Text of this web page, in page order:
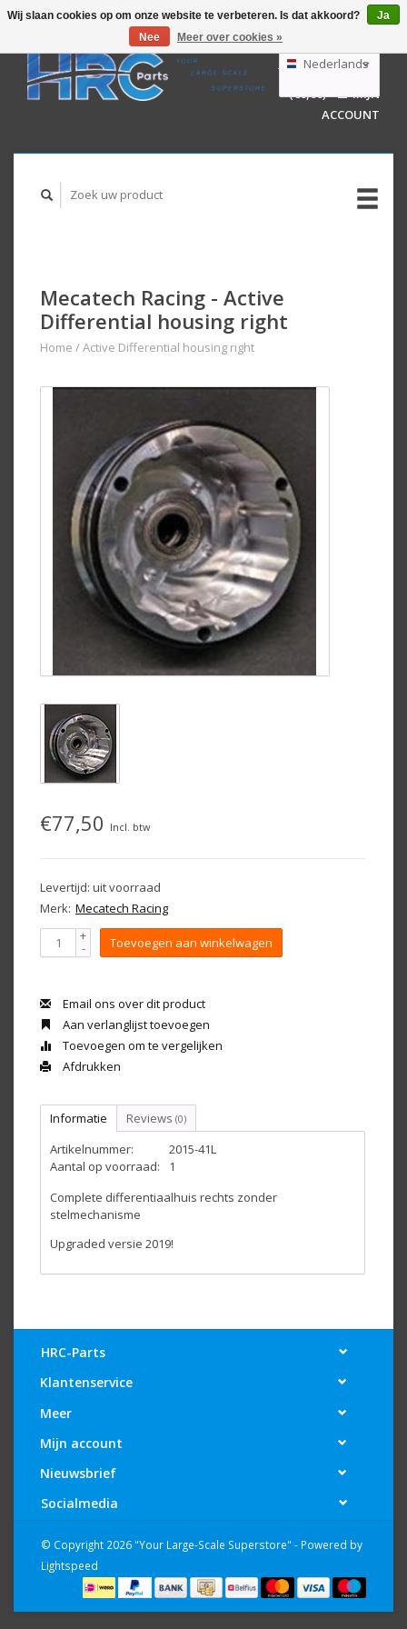
GBP
AUD
Nederlands
Deutsch
English
WINKELWAGEN
(€0,00)
MIJN
ACCOUNT
Mecatech Racing - Active
Differential housing right
Home /Active Differential housing right
€77,50 Incl. btw
Levertijd: uit voorraad
Merk: Mecatech Racing
+
- Toevoegen aan winkelwagen
Email ons over dit product
Aan verlanglijst toevoegen
Toevoegen om te vergelijken
Afdrukken
Informatie Reviews (0)
Artikelnummer:
2015-41L
Aantal op voorraad:
1
Complete differentiaalhuis rechts zonder
stelmechanisme
Upgraded versie 2019!
HRC-Parts
Klantenservice
Meer
Mijn account
Nieuwsbrief
Socialmedia
© Copyright 2026 "Your Large-Scale Superstore" - Powered by
Lightspeed
Wij slaan cookies op om onze website te verbeteren. Is dat akkoord?
Ja
Nee
Meer over cookies »